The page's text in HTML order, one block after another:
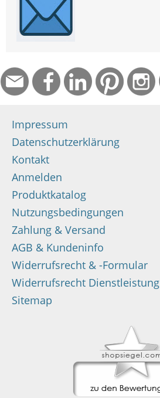
Impressum
Datenschutzerklärung
Kontakt
Anmelden
Produktkatalog
Nutzungsbedingungen
Zahlung & Versand
AGB & Kundeninfo
Widerrufsrecht & -Formular
Widerrufsrecht Dienstleistung
Sitemap